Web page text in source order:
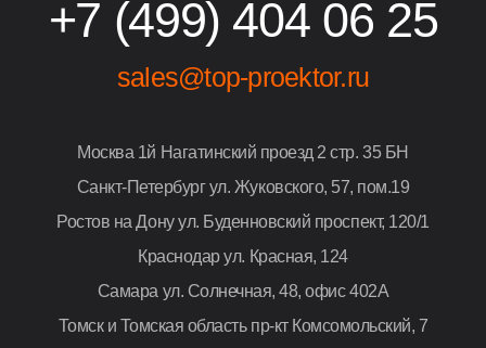
+7 (499) 404 06 25
sales@top-proektor.ru
Москва 1й Нагатинский проезд 2 стр. 35 БН
Санкт-Петербургул. Жуковского, 57, пом.19
Ростов на Донуул. Буденновский проспект, 120/1
Краснодарул. Красная, 124
Самара ул. Солнечная, 48, офис 402А
Томск и Томская область пр-кт Комсомольский, 7